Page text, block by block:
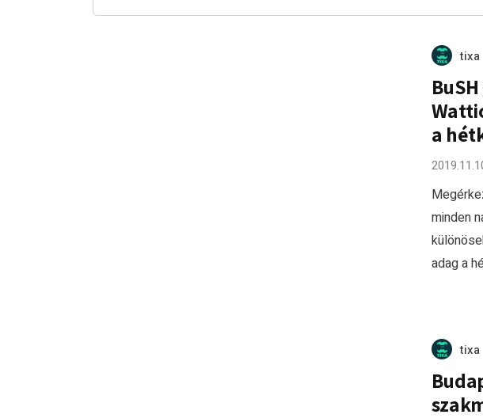
tixa
a
minden
adag a
tixa